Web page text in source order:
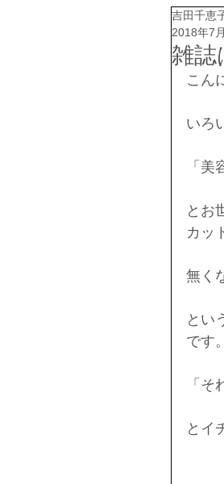
雑誌
吉田千恵
2018年7
こん
いろ
「
とお
カッ
無く
とい
です。
「そ
とイ